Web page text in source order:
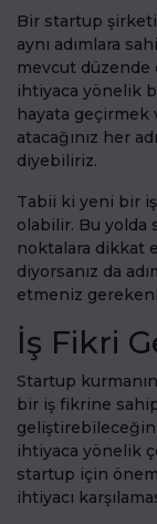
Bir startup
aynı adımlara
mevcut düzende
ihtiyaca yönelik
hayata geçirmek
atacağınız her
diyebiliriz.
Tabii ki yeni bir
olabilir. Bu yolda
noktalara dikkat
diyorsanız da
etmeniz
İş Fikri
Startup
bir iş fikrine
ihtiyaca yönelik
startup için
ihtiyacı